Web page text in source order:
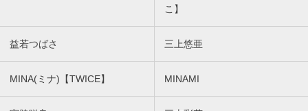
こ】
益若つばさ 三上悠亜
MINA(ミナ)【TWICE】 MINAMI